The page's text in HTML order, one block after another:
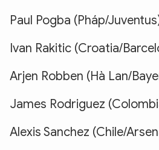
Paul Pogba (Pháp/
Ivan Rakitic (Croatia/
Arjen Robben (Hà Lan/
James Rodriguez
Alexis Sanchez (Chile/